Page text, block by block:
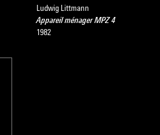
Ludwig Littmann
Appareil ménager MPZ 4
1982